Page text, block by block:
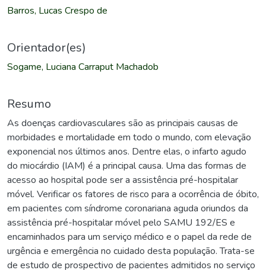
Barros, Lucas Crespo de
Orientador(es)
Sogame, Luciana Carraput Machadob
Resumo
As doenças cardiovasculares são as principais causas de
morbidades e mortalidade em todo o mundo, com elevação
exponencial nos últimos anos. Dentre elas, o infarto agudo
do miocárdio (IAM) é a principal causa. Uma das formas de
acesso ao hospital pode ser a assistência pré-hospitalar
móvel. Verificar os fatores de risco para a ocorrência de óbito,
em pacientes com síndrome coronariana aguda oriundos da
assistência pré-hospitalar móvel pelo SAMU 192/ES e
encaminhados para um serviço médico e o papel da rede de
urgência e emergência no cuidado desta população. Trata-se
de estudo de prospectivo de pacientes admitidos no serviço